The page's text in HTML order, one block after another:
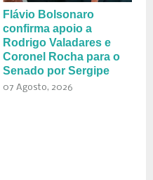
Flávio Bolsonaro
confirma apoio a
Rodrigo Valadares e
Coronel Rocha para o
Senado por Sergipe
07 Agosto, 2026